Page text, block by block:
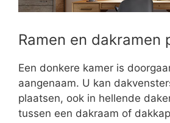
Ramen en dakramen
Een donkere kamer is
aangenaam. U kan
plaatsen, ook in hellende
tussen een dakraam of